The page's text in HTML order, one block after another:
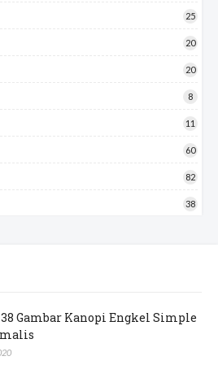
25
20
20
8
11
60
82
38
Gambar Kanopi Engkel Simple